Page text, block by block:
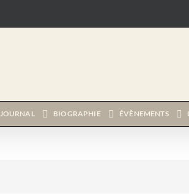
JOURNAL BIOGRAPHIE ÉVÈNEMENTS